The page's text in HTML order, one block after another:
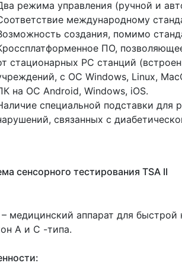
режима управления (ручной и
международному
создания, помимо
ПО,
стационарных РС станций
с ОС Windows, Linux,
на ОС Android, Windows, iOS.
специальной подставки для
связанных с
сенсорного тестирования TSA II
– медицинский аппарат для
А и С -типа.